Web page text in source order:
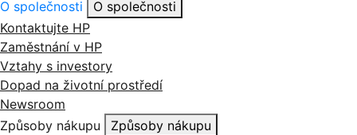
O společnosti
O společnosti
Kontaktujte HP
Zaměstnání v HP
Vztahy s investory
Dopad na životní prostředí
Newsroom
Způsoby nákupu
Způsoby nákupu